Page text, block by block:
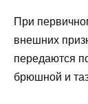
При
внешних
передаются
брюшной и